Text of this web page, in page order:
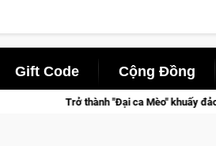
Gift Code Cộng Đồng
khuấy đảo thế giới ngầm trong Cat Mafia